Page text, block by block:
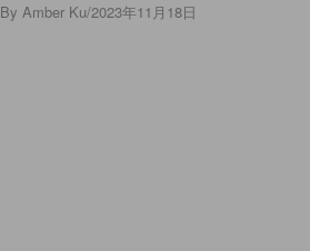
By Amber Ku/2023年11月18日